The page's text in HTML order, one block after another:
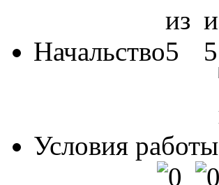
Начальство
Условия работы